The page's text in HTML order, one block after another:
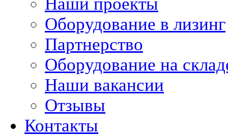
Оборудование в лизинг
Партнерство
Оборудование на
Наши вакансии
Отзывы
Контакты